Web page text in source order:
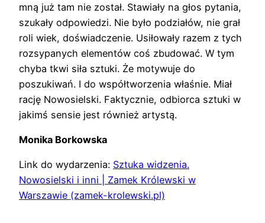
mną już tam nie został. Stawiały na głos pytania,
szukały odpowiedzi. Nie było podziałów, nie grał
roli wiek, doświadczenie. Usiłowały razem z tych
rozsypanych elementów coś zbudować. W tym
chyba tkwi siła sztuki. Że motywuje do
poszukiwań. I do współtworzenia właśnie. Miał
rację Nowosielski. Faktycznie, odbiorca sztuki w
jakimś sensie jest również artystą.
Monika Borkowska
Link do wydarzenia: Sztuka widzenia.
Nowosielski i inni | Zamek Królewski w
Warszawie (zamek-krolewski.pl)